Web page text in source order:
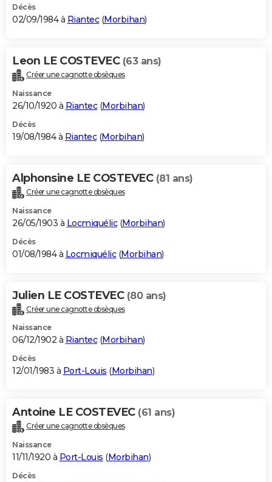
Décès
02/09/1984 à Riantec(Morbihan)
Leon LE COSTEVEC (63 ans)
Créer une cagnotte obsèques
Naissance
26/10/1920 à Riantec(Morbihan)
Décès
19/08/1984 à Riantec(Morbihan)
Alphonsine LE COSTEVEC (81 ans)
Créer une cagnotte obsèques
Naissance
26/05/1903 à Locmiquélic(Morbihan)
Décès
01/08/1984 à Locmiquélic(Morbihan)
Julien LE COSTEVEC (80 ans)
Créer une cagnotte obsèques
Naissance
06/12/1902 à Riantec(Morbihan)
Décès
12/01/1983 à Port-Louis (Morbihan)
Antoine LE COSTEVEC (61 ans)
Créer une cagnotte obsèques
Naissance
11/11/1920 à Port-Louis (Morbihan)
Décès